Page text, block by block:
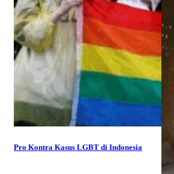
Pro Kontra Kasus LGBT di Indonesia